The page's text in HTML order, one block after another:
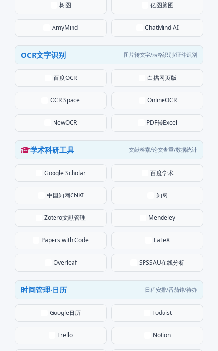
树图 亿图脑图
AmyMind ChatMind AI
OCR文字识别 图片转文字/表格识别/证件识别
百度OCR 白描网页版
OCR Space OnlineOCR
NewOCR PDF转Excel
学术科研工具 文献检索/论文查重/数据统计
Google Scholar 百度学术
中国知网CNKI 知网
Zotero文献管理 Mendeley
Papers with Code LaTeX
Overleaf SPSSAU在线分析
时间管理·日历 日程安排/番茄钟/待办
Google日历 Todoist
Trello Notion